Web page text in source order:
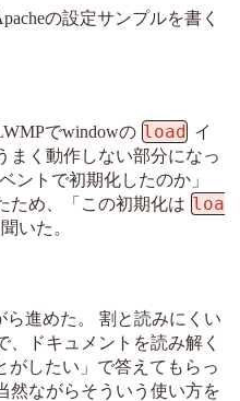
の設定サンプルを書く
でwindowの load
イ
まく動作しない部分になっ
ントで初期化したのか」
ため、「この初期化は loa
いた。
ら進めた。 割と読みにくい
、ドキュメントを読み解く
がしたい」で答えてもらっ
然ながらそういう使い方を